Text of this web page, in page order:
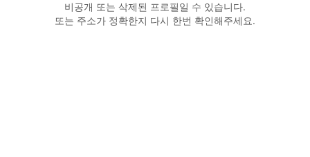
비공개 또는 삭제된 프로필일 수 있습니다.
또는 주소가 정확한지 다시 한번 확인해주세요.